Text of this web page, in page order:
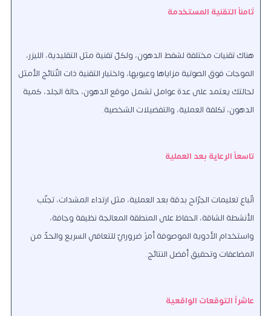
ثامناً التقنية المستخدمة
هناك تقنيات مختلفة لشفط الدهون، ولكلّ تقنية مثل التقليدية، الليزر،
الموجات فوق الصوتية مزاياها وعيوبها، واختيار التقنية ذات النّتائج الأمثل
لحالتك يعتمد على عدة عوامل تشمل موقع الدهون، حالة الجلد، كمية
الدهون، تكلفة العملية، والتفضيلات الشخصية.
تاسعاً الرعاية بعد العملية
اتّباع تعليمات الجرّاح بدقة بعد العملية، مثل ارتداء المشدات، تجنّب
الأنشطة الشاقة، الحفاظ على المنطقة المعالجة نظيفة وجافة،
واستخدام الأدوية الموصوفة أمرٌ ضروريّ للتعافي السريع والحدّ من
المضاعفات وتحقيق أفضل النتائج.
عاشراً التوقعات الواقعية